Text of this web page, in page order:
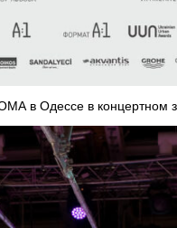
в Одессе в концертном